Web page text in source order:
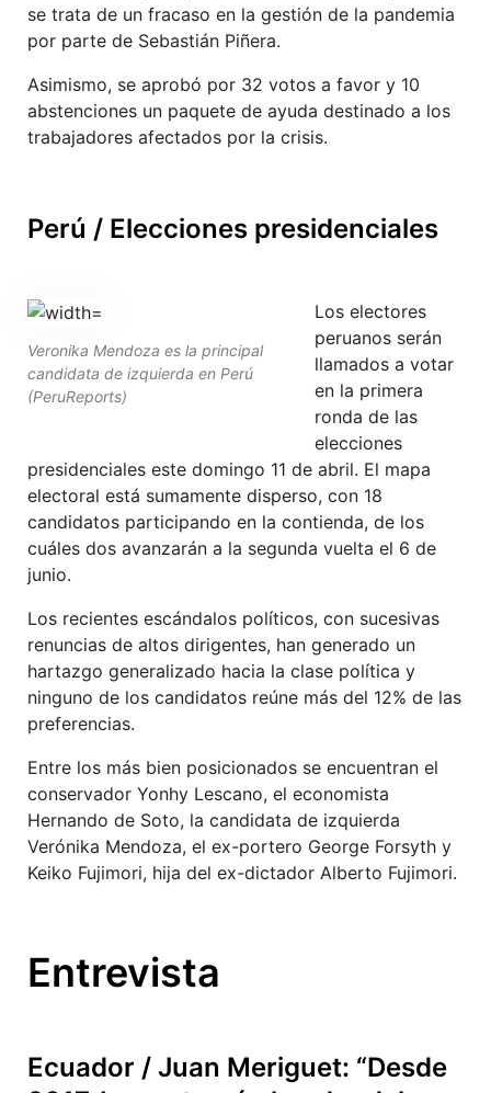
se trata de un fracaso en la gestión de la pandemia
por parte de Sebastián Piñera.
Asimismo, se aprobó por 32 votos a favor y 10
abstenciones un paquete de ayuda destinado a los
trabajadores afectados por la crisis.
Perú / Elecciones presidenciales
Veronika Mendoza es la principal
candidata de izquierda en Perú
(PeruReports)
Los electores
peruanos serán
llamados a votar
en la primera
ronda de las
elecciones
presidenciales este domingo 11 de abril. El mapa
electoral está sumamente disperso, con 18
candidatos participando en la contienda, de los
cuáles dos avanzarán a la segunda vuelta el 6 de
junio.
Los recientes escándalos políticos, con sucesivas
renuncias de altos dirigentes, han generado un
hartazgo generalizado hacia la clase política y
ninguno de los candidatos reúne más del 12% de las
preferencias.
Entre los más bien posicionados se encuentran el
conservador Yonhy Lescano, el economista
Hernando de Soto, la candidata de izquierda
Verónika Mendoza, el ex-portero George Forsyth y
Keiko Fujimori, hija del ex-dictador Alberto Fujimori.
Entrevista
Ecuador / Juan Meriguet: “Desde